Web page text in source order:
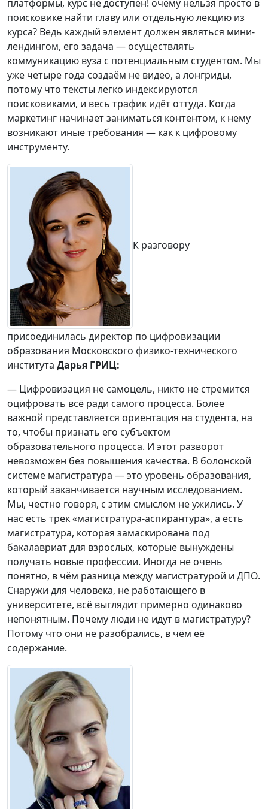
платформы, курс не доступен! очему нельзя просто в
поисковике найти главу или отдельную лекцию из
курса? Ведь каждый элемент должен являться мини-
лендингом, его задача — осуществлять
коммуникацию вуза с потенциальным студентом. Мы
уже четыре года создаём не видео, а лонгриды,
потому что тексты легко индексируются
поисковиками, и весь трафик идёт оттуда. Когда
маркетинг начинает заниматься контентом, к нему
возникают иные требования — как к цифровому
инструменту.
К разговору
присоединилась директор по цифровизации
образования Московского физико-технического
института Дарья ГРИЦ:
— Цифровизация не самоцель, никто не стремится
оцифровать всё ради самого процесса. Более
важной представляется ориентация на студента, на
то, чтобы признать его субъектом
образовательного процесса. И этот разворот
невозможен без повышения качества. В болонской
системе магистратура — это уровень образования,
который заканчивается научным исследованием.
Мы, честно говоря, с этим смыслом не ужились. У
нас есть трек «магистратура-аспирантура», а есть
магистратура, которая замаскирована под
бакалавриат для взрослых, которые вынуждены
получать новые профессии. Иногда не очень
понятно, в чём разница между магистратурой и ДПО.
Снаружи для человека, не работающего в
университете, всё выглядит примерно одинаково
непонятным. Почему люди не идут в магистратуру?
Потому что они не разобрались, в чём её
содержание.